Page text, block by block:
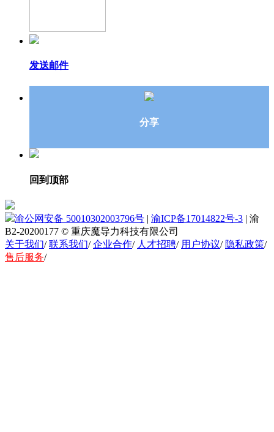
发送邮件
分享
回到顶部
渝公网安备 50010302003796号 | 渝ICP备17014822号-3 | 渝
B2-20200177 © 重庆魔导力科技有限公司
关于我们/联系我们/企业合作/ 人才招聘/ 用户协议/ 隐私政策/
售后服务/